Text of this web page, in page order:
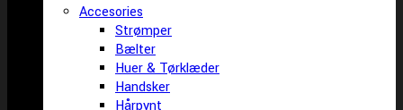
Accesories
Strømper
Bælter
Huer & Tørklæder
Handsker
Hårpynt